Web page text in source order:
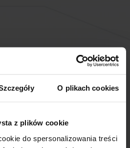
O plikach cookies
z plików cookie
do spersonalizowania treści
Home - zapisz się do naszego